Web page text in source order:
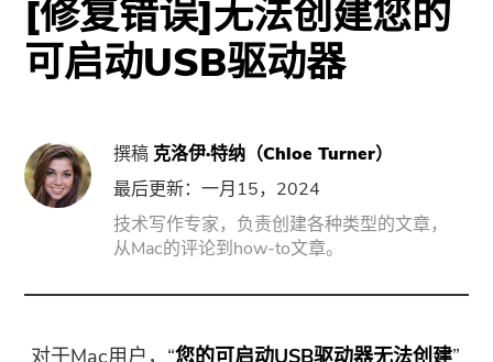
最热
门 PowerMyMac
视频转换
屏幕录影大师
PDF压缩机
支持
[修复错误]无法创建您的
可启动USB驱动器
撰稿克洛伊·特纳（Chloe Turner）
最后更新：一月15，2024
技术写作专家，负责创建各种类型的文章，
从Mac的评论到how-to文章。
对于Mac用户，“您的可启动USB驱动器无法创建”